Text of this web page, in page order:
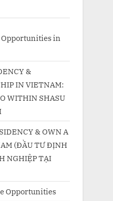
in
&
IN VIETNAM:
WITHIN SHASU
& OWN A
(ĐẦU TƯ ĐỊNH
NGHIỆP TẠI
Opportunities